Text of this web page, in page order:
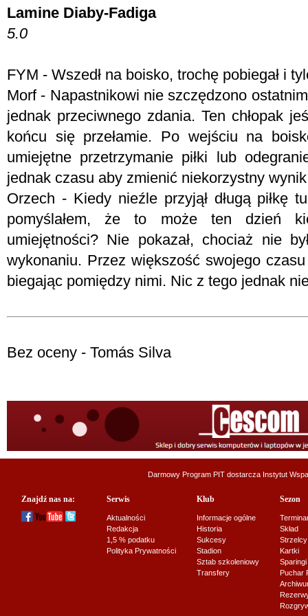
Lamine Diaby-Fadiga
5.0
FYM - Wszedł na boisko, trochę pobiegał i
Morf - Napastnikowi nie szczędzono
jednak przeciwnego zdania. Ten chłopak
końcu się przełamie. Po wejściu na
umiejętne przetrzymanie piłki lub
jednak czasu aby zmienić niekorzystny
Orzech - Kiedy nieźle przyjął długą piłkę
pomyślałem, że to może ten dzień
umiejętności? Nie pokazał, chociaż nie
wykonaniu. Przez większość swojego
biegając pomiędzy nimi. Nic z tego jednak
Bez oceny - Tomás Silva
Darmowy Program PIT dostarcza Instytut
Znajdź nas na: Serwis
Aktualności
Redakcja
1,5 % podatku
Polityka Prywatności
Klub
Informacje ogólne
Historia
Sukcesy
Stadion
Sztab szkoleniowy
Transfery
Sezon
Skład
Strzelcy
Kartki
Sparingi
Puchar